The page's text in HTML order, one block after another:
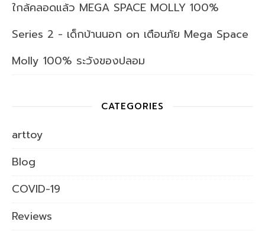
ใกล้คลอดแล้ว MEGA SPACE MOLLY 100%
Series 2 - เด็กบ้านนอก on เตือนภัย Mega Space
Molly 100% ระวังของปลอม
CATEGORIES
arttoy
Blog
COVID-19
Reviews